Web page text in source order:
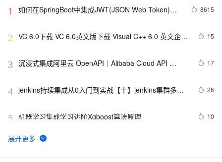
1
如何在SpringBoot中集成JWT(JSON Web Token)鉴
8615
2 VC 6.0下载 VC 6.0英文版下载 Visual C++ 6.0 英文企业
15
3 沉浸式集成阿里云 OpenAPI｜Alibaba Cloud API
17
4 jenkins持续集成从0入门到实战【十】jenkins集群多节
26
5 机器学习集成学习进阶Xgboost算法原理 10
6 对ORM的支持 之 8.4 集成JPA ——跟我学spring3